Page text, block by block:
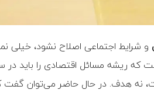
و شرایط اجتماعی اصلاح نشود، خیلی
ریشه مسائل اقتصادی را باید در